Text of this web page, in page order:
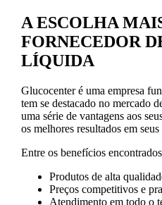
A ESCOLHA
FORNECEDOR
LÍQUIDA
Glucocenter é uma empresa
tem se destacado no mercado
uma série de vantagens aos
os melhores resultados em
Entre os benefícios
Produtos de alta
Preços competitivos e
Atendimento em todo o